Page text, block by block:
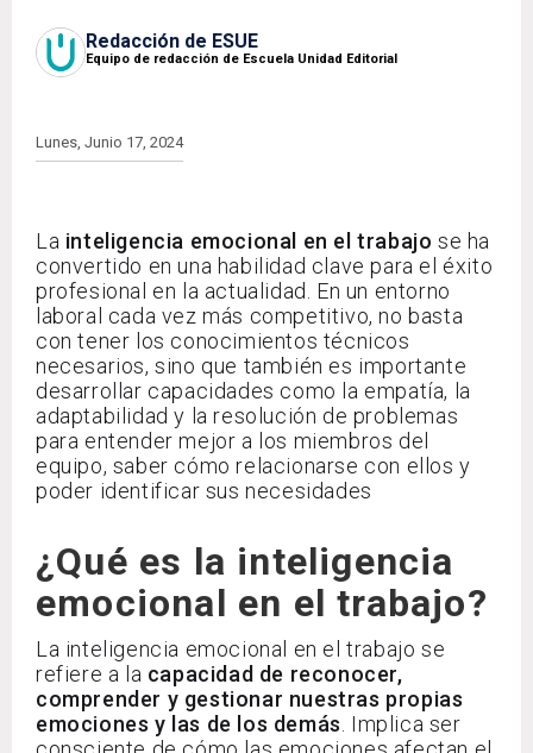
Redacción de ESUE
Equipo de redacción de Escuela Unidad Editorial
Lunes, Junio 17, 2024
La inteligencia emocional en el trabajose ha
convertido en una habilidad clave para el éxito
profesional en la actualidad. En un entorno
laboral cada vez más competitivo, no basta
con tener los conocimientos técnicos
necesarios, sino que también es importante
desarrollar capacidades como la empatía, la
adaptabilidad y la resolución de problemas
para entender mejor a los miembros del
equipo, saber cómo relacionarse con ellos y
poder identificar sus necesidades
¿Qué es la inteligencia
emocional en el trabajo?
La inteligencia emocional en el trabajo se
refiere a la capacidad de reconocer,
comprender y gestionar nuestras propias
emociones y las de los demás . Implica ser